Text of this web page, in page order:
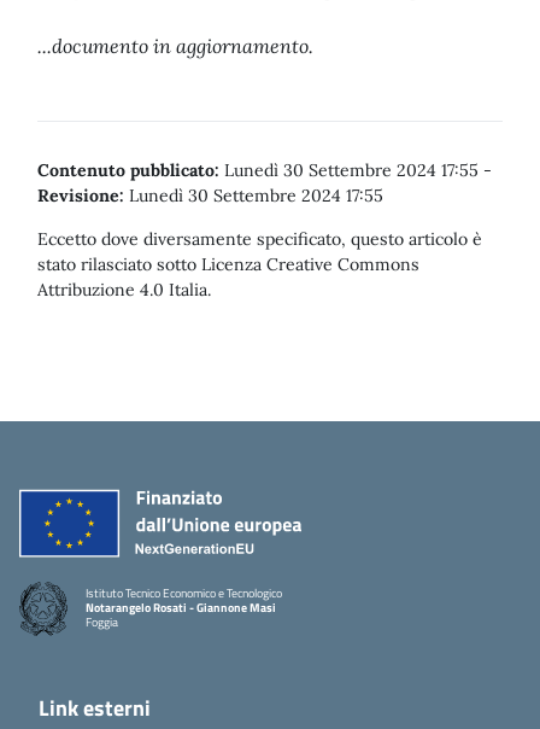
...documento in aggiornamento.
Contenuto pubblicato: Lunedì 30 Settembre 2024 17:55 -
Revisione: Lunedì 30 Settembre 2024 17:55
Eccetto dove diversamente specificato, questo articolo è
stato rilasciato sotto Licenza Creative Commons
Attribuzione 4.0 Italia.
Istituto Tecnico Economico e Tecnologico
Notarangelo Rosati - Giannone Masi
Foggia
Link esterni